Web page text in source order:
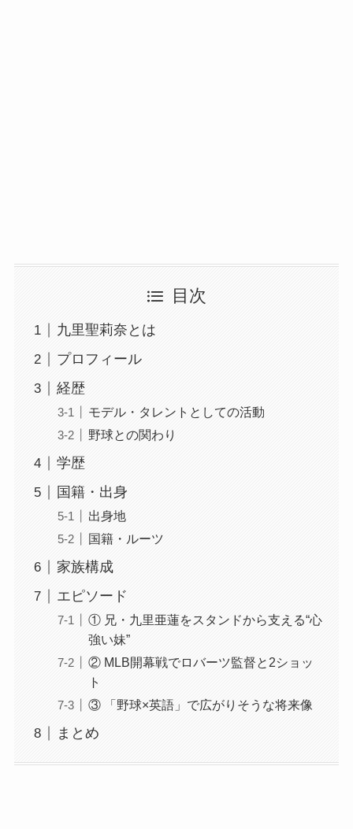
目次
九里聖莉奈とは
プロフィール
経歴
モデル・タレントとしての活動
野球との関わり
学歴
国籍・出身
出身地
国籍・ルーツ
家族構成
エピソード
① 兄・九里亜蓮をスタンドから支える“心
強い妹”
② MLB開幕戦でロバーツ監督と2ショッ
ト
③ 「野球×英語」で広がりそうな将来像
まとめ